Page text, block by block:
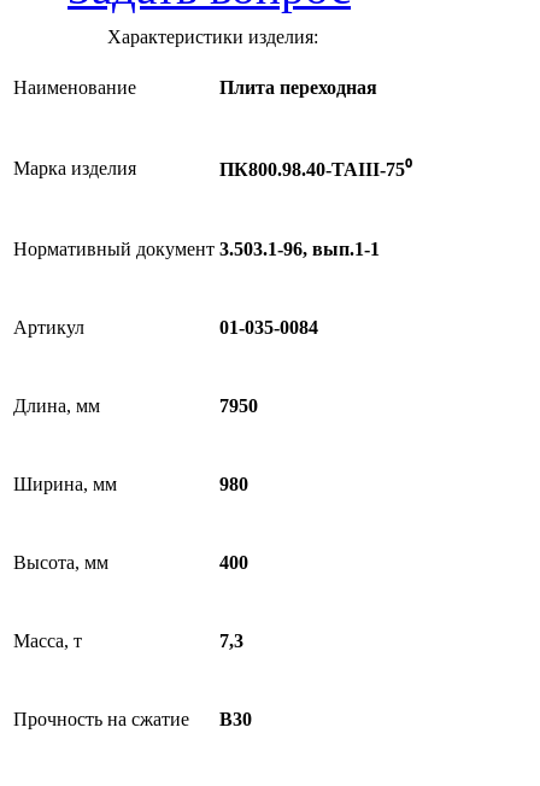
Характеристики изделия:
Наименование Плита переходная
Марка изделия ПК800.98.40-ТАIII-75⁰
Нормативный документ 3.503.1-96, вып.1-1
Артикул 01-035-0084
Длина, мм 7950
Ширина, мм 980
Высота, мм 400
Масса, т 7,3
Прочность на сжатие B30